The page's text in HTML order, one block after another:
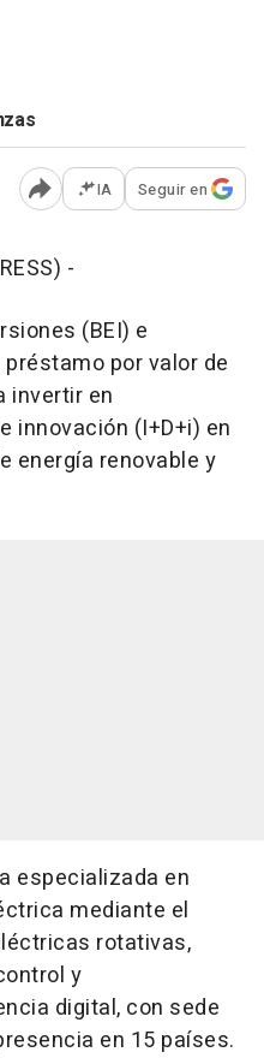
Abrir opciones para
IA Seguir en
-
(BEI) e
por valor de
invertir en
innovación (I+D+i) en
energía renovable y
especializada en
mediante el
rotativas,
y
digital, con sede
en 15 países.